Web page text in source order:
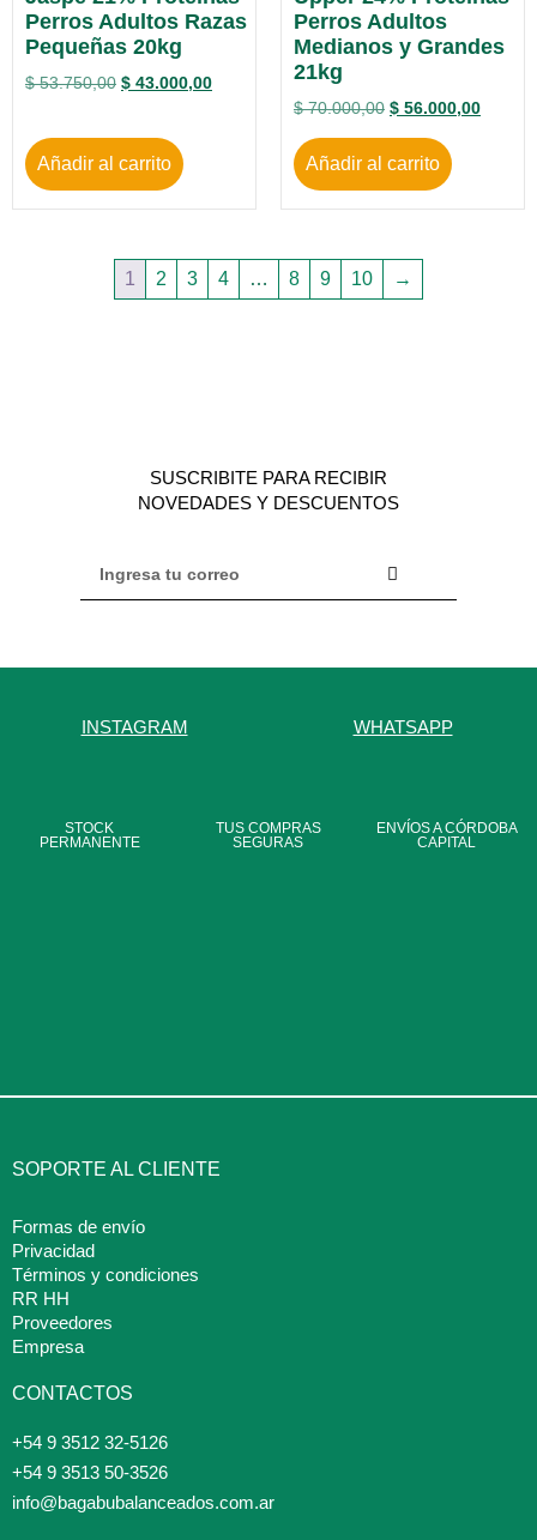
Perros Adultos Razas
Pequeñas 20kg
$53.750,00 $ 43.000,00
Añadir al carrito
Perros Adultos
Medianos y Grandes
21kg
$70.000,00 $ 56.000,00
Añadir al carrito
1 2 3 4 … 8 9 10 →
SUSCRIBITE PARA RECIBIR
NOVEDADES Y DESCUENTOS
INSTAGRAM WHATSAPP
STOCK
PERMANENTE
TUS COMPRAS
SEGURAS
ENVÍOS A CÓRDOBA
CAPITAL
SOPORTE AL CLIENTE
Formas de envío
Privacidad
Términos y condiciones
RR HH
Proveedores
Empresa
CONTACTOS
+54 9 3512 32-5126
+54 9 3513 50-3526
info@bagabubalanceados.com.ar